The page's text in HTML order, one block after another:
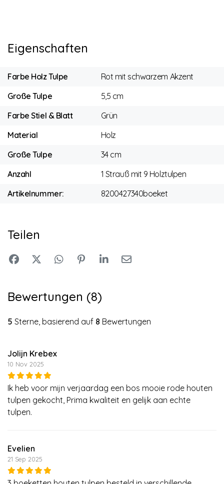
Eigenschaften
Farbe Holz Tulpe
Rot mit schwarzem Akzent
Große Tulpe
5,5 cm
Farbe Stiel & Blatt
Grün
Material
Holz
Große Tulpe
34 cm
Anzahl
1 Strauß mit 9 Holztulpen
Artikelnummer:
8200427340boeket
Teilen
Bewertungen (8)
5 Sterne, basierend auf 8 Bewertungen
Jolijn Krebex
10 Nov 2025
Ik heb voor mijn verjaardag een bos mooie rode houten
tulpen gekocht, Prima kwaliteit en gelijk aan echte
tulpen.
Evelien
21 Sep 2025